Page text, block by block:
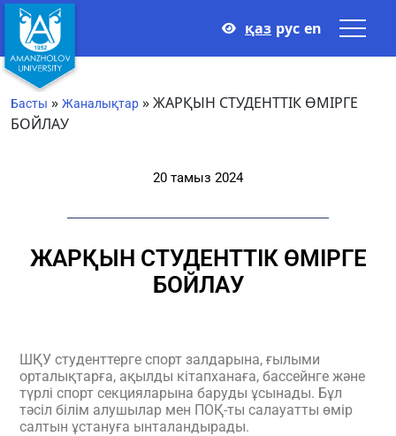
қаз рус en
Басты » Жаналықтар »ЖАРҚЫН СТУДЕНТТІК ӨМІРГЕ
БОЙЛАУ
20 тамыз 2024
ЖАРҚЫН СТУДЕНТТІК ӨМІРГЕ
БОЙЛАУ
ШҚУ студенттерге спорт залдарына, ғылыми
орталықтарға, ақылды кітапханаға, бассейнге және
түрлі спорт секцияларына баруды ұсынады. Бұл
тәсіл білім алушылар мен ПОҚ-ты салауатты өмір
салтын ұстануға ынталандырады.